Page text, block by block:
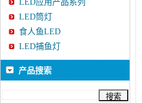
LED应用产品系列
LED筒灯
食人鱼LED
LED捕鱼灯
产品搜索